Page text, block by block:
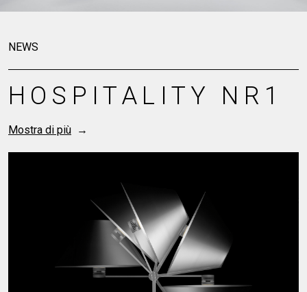
‘AMBROSIUS, IL TESORO DELLA BASILICA’ PRESSO LA
CHIESA DI SANT'AMBROGIO
ARCHETTO
COLLECTIONS
STORIES_04